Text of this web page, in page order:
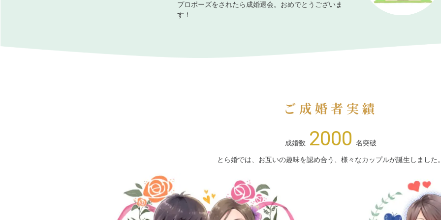
プロポーズをされたら成婚退会。おめでとうございま
す！
ご成婚者実績
成婚数 2000 名突破
とら婚では、お互いの趣味を認め合う、様々なカップルが誕生しました